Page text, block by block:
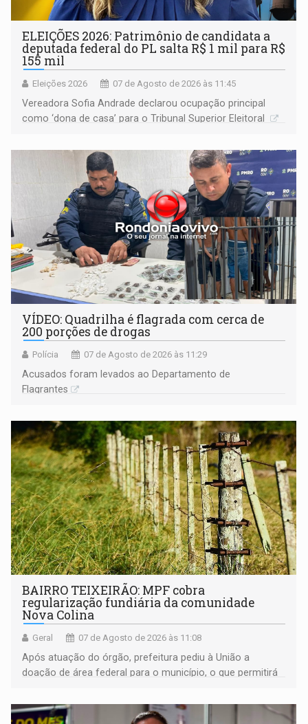
ELEIÇÕES 2026: Patrimônio de candidata a
deputada federal do PL salta R$ 1 mil para R$
155 mil
Eleições 2026 07 de Agosto de 2026 às 11:45
Vereadora Sofia Andrade declarou ocupação principal
como ‘dona de casa’ para o Tribunal Superior Eleitoral
VÍDEO: Quadrilha é flagrada com cerca de
200 porções de drogas
Polícia 07 de Agosto de 2026 às 11:29
Acusados foram levados ao Departamento de
Flagrantes
BAIRRO TEIXEIRÃO: MPF cobra
regularização fundiária da comunidade
Nova Colina
Geral 07 de Agosto de 2026 às 11:08
Após atuação do órgão, prefeitura pediu à União a
doação de área federal para o município, o que permitirá